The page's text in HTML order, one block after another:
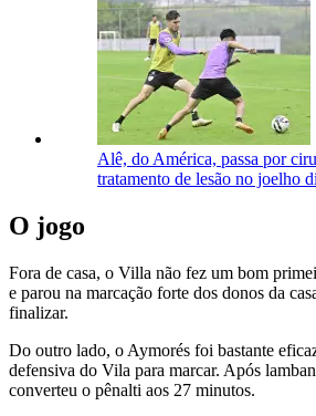
Alê, do América, passa por
tratamento de lesão no joelho
O jogo
Fora de casa, o Villa não fez um bom
e parou na marcação forte dos donos da
finalizar.
Do outro lado, o Aymorés foi bastante
defensiva do Vila para marcar. Após
converteu o pênalti aos 27 minutos.